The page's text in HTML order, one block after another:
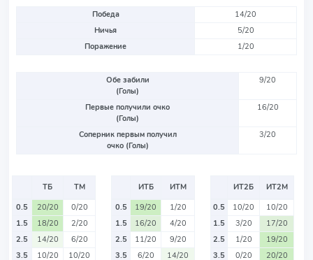
Победа
14/20
Ничья
5/20
Поражение
1/20
Обе забили
(Голы)
9/20
Первые получили очко
(Голы)
16/20
Соперник первым получил
очко (Голы)
3/20
ТБ
ТМ
0.5
20/20
0/20
1.5
18/20
2/20
2.5
14/20
6/20
3.5
10/20
10/20
ИТБ
ИТМ
0.5
19/20
1/20
1.5
16/20
4/20
2.5
11/20
9/20
3.5
6/20
14/20
ИТ2Б
ИТ2М
0.5
10/20
10/20
1.5
3/20
17/20
2.5
1/20
19/20
3.5
0/20 20/20